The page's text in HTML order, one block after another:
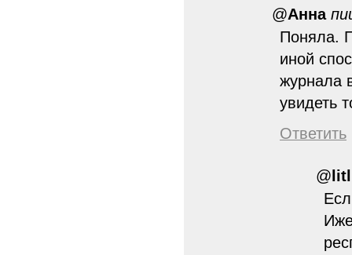
@Анна
Поняла.
иной
журнала
увидеть
Ответить
@